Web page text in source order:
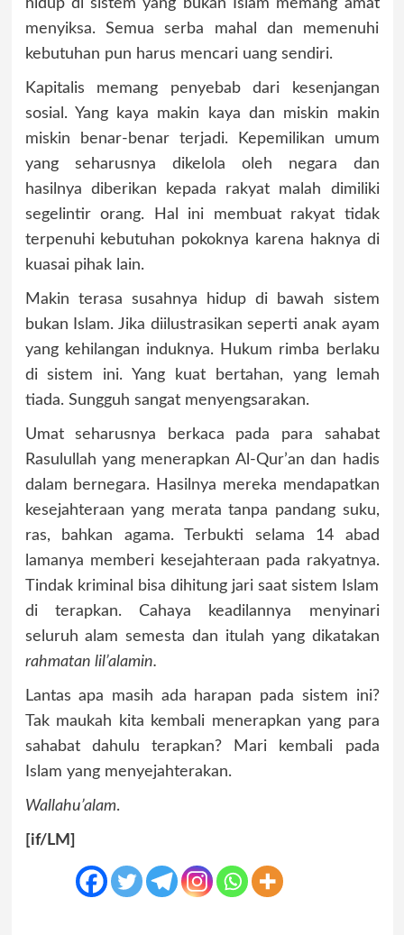
hidup di sistem yang bukan Islam memang amat
menyiksa. Semua serba mahal dan memenuhi
kebutuhan pun harus mencari uang sendiri.
Kapitalis memang penyebab dari kesenjangan
sosial. Yang kaya makin kaya dan miskin makin
miskin benar-benar terjadi. Kepemilikan umum
yang seharusnya dikelola oleh negara dan
hasilnya diberikan kepada rakyat malah dimiliki
segelintir orang. Hal ini membuat rakyat tidak
terpenuhi kebutuhan pokoknya karena haknya di
kuasai pihak lain.
Makin terasa susahnya hidup di bawah sistem
bukan Islam. Jika diilustrasikan seperti anak ayam
yang kehilangan induknya. Hukum rimba berlaku
di sistem ini. Yang kuat bertahan, yang lemah
tiada. Sungguh sangat menyengsarakan.
Umat seharusnya berkaca pada para sahabat
Rasulullah yang menerapkan Al-Qur’an dan hadis
dalam bernegara. Hasilnya mereka mendapatkan
kesejahteraan yang merata tanpa pandang suku,
ras, bahkan agama. Terbukti selama 14 abad
lamanya memberi kesejahteraan pada rakyatnya.
Tindak kriminal bisa dihitung jari saat sistem Islam
di terapkan. Cahaya keadilannya menyinari
seluruh alam semesta dan itulah yang dikatakan
rahmatan lil’alamin.
Lantas apa masih ada harapan pada sistem ini?
Tak maukah kita kembali menerapkan yang para
sahabat dahulu terapkan? Mari kembali pada
Islam yang menyejahterakan.
Wallahu’alam.
[if/LM]